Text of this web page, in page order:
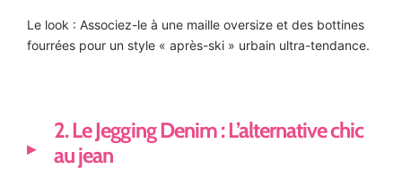
Le look : Associez-le à une maille oversize et des bottines
fourrées pour un style « après-ski » urbain ultra-tendance.
2. Le Jegging Denim : L’alternative chic
au jean